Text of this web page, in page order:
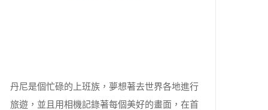
丹尼是個忙碌的上班族，夢想著去世界各地進行
旅遊，並且用相機記錄著每個美好的畫面，在首